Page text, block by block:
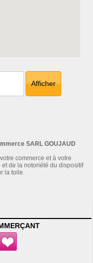
Afficher
SARL GOUJAUD
commerce et à votre
de la notoriété du dispositif
la toile.